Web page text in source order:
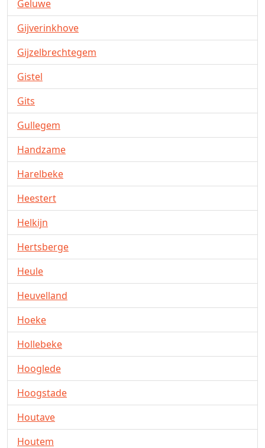
Geluwe
Gijverinkhove
Gijzelbrechtegem
Gistel
Gits
Gullegem
Handzame
Harelbeke
Heestert
Helkijn
Hertsberge
Heule
Heuvelland
Hoeke
Hollebeke
Hooglede
Hoogstade
Houtave
Houtem